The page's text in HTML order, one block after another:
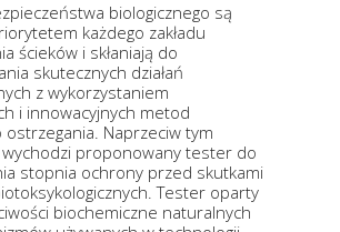
biologicznego są
każdego zakładu
ścieków i skłaniają do
skutecznych działań
z wykorzystaniem
i innowacyjnych metod
ostrzegania. Naprzeciw tym
wychodzi proponowany tester do
stopnia ochrony przed skutkami
Tester oparty
biochemiczne naturalnych